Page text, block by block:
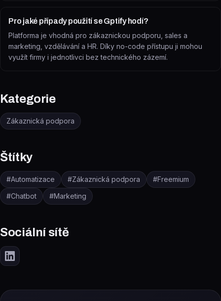
Pro jaké případy použití se Gptify hodí?
Platforma je vhodná pro zákaznickou podporu, sales a
marketing, vzdělávání a HR. Díky no-code přístupu ji mohou
využít firmy i jednotlivci bez technického zázemí.
Kategorie
Zákaznická podpora
Štítky
#Automatizace #Zákaznická podpora #Freemium
#Chatbot #Marketing
Sociální sítě